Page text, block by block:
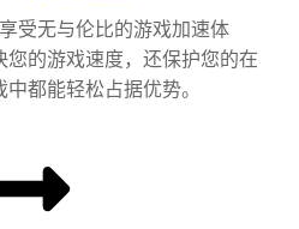
受无与伦比的游戏加速体
的游戏速度，还保护您的在
都能轻松占据优势。